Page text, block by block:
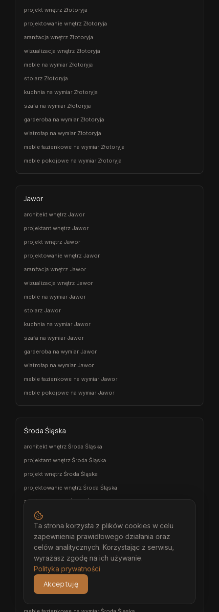
projekt wnętrz Złotoryja
projektowanie wnętrz Złotoryja
aranżacja wnętrz Złotoryja
wizualizacja wnętrz Złotoryja
meble na wymiar Złotoryja
stolarz Złotoryja
kuchnia na wymiar Złotoryja
szafa na wymiar Złotoryja
garderoba na wymiar Złotoryja
wiatrołap na wymiar Złotoryja
meble łazienkowe na wymiar Złotoryja
meble pokojowe na wymiar Złotoryja
Jawor
architekt wnętrz Jawor
projektant wnętrz Jawor
projekt wnętrz Jawor
projektowanie wnętrz Jawor
aranżacja wnętrz Jawor
wizualizacja wnętrz Jawor
meble na wymiar Jawor
stolarz Jawor
kuchnia na wymiar Jawor
szafa na wymiar Jawor
garderoba na wymiar Jawor
wiatrołap na wymiar Jawor
meble łazienkowe na wymiar Jawor
meble pokojowe na wymiar Jawor
Środa Śląska
architekt wnętrz Środa Śląska
projektant wnętrz Środa Śląska
projekt wnętrz Środa Śląska
projektowanie wnętrz Środa Śląska
aranżacja wnętrz Środa Śląska
wizualizacja wnętrz Środa Śląska
meble na wymiar Środa Śląska
stolarz Środa Śląska
kuchnia na wymiar Środa Śląska
szafa na wymiar Środa Śląska
garderoba na wymiar Środa Śląska
Ta strona korzysta z plików cookies w celu
zapewnienia prawidłowego działania oraz
celów analitycznych. Korzystając z serwisu,
wyrażasz zgodę na ich używanie.
Polityka prywatności
Akceptuję